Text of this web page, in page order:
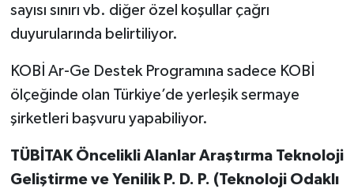
sayısı sınırı vb. diğer özel koşullar çağrı
duyurularında belirtiliyor.
KOBİ Ar-Ge Destek Programına sadece KOBİ
ölçeğinde olan Türkiye’de yerleşik sermaye
şirketleri başvuru yapabiliyor.
TÜBİTAK Öncelikli Alanlar Araştırma Teknoloji
Geliştirme ve Yenilik P. D. P. (Teknoloji Odaklı